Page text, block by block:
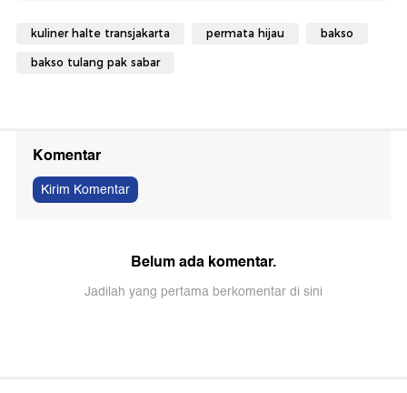
kuliner halte transjakarta permata hijau bakso
bakso tulang pak sabar
Komentar
Kirim Komentar
Belum ada komentar.
Jadilah yang pertama berkomentar di sini